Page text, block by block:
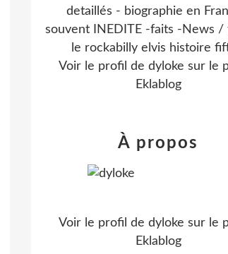
detaillés - biographie en
souvent INEDITE -faits -News /
le rockabilly elvis histoire
Voir le profil de dyloke sur le
Eklablog
À propos
Voir le profil de dyloke sur le
Eklablog